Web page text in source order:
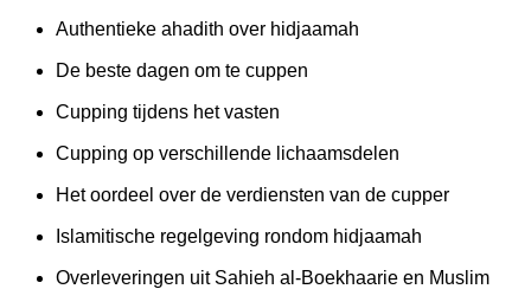
Authentieke ahadith over hidjaamah
De beste dagen om te cuppen
Cupping tijdens het vasten
Cupping op verschillende lichaamsdelen
Het oordeel over de verdiensten van de cupper
Islamitische regelgeving rondom hidjaamah
Overleveringen uit Sahieh al-Boekhaarie en Muslim